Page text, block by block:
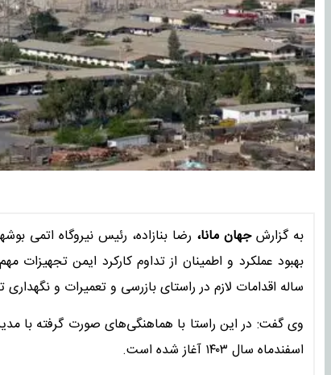
به گزارشجهان مانا، رضا بنازاده، رئیس نیروگاه اتمی
بهبود عملکرد و اطمینان از تداوم کارکرد ایمن
ساله اقدامات لازم در راستای بازرسی و تعمیرات و نگهداری
اسفندماه سال ۱۴۰۳ آغاز شده است.